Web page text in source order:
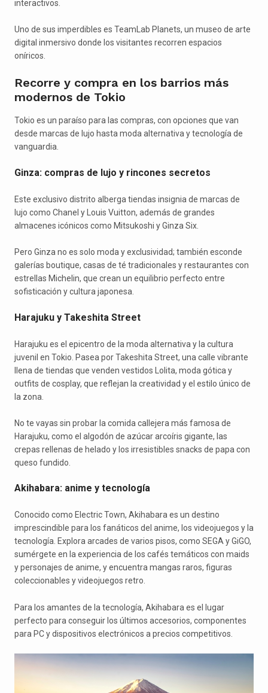
interactivos.
Uno de sus imperdibles es TeamLab Planets, un museo de arte
digital inmersivo donde los visitantes recorren espacios
oníricos.
Recorre y compra en los barrios más
modernos de Tokio
Tokio es un paraíso para las compras, con opciones que van
desde marcas de lujo hasta moda alternativa y tecnología de
vanguardia.
Ginza: compras de lujo y rincones secretos
Este exclusivo distrito alberga tiendas insignia de marcas de
lujo como Chanel y Louis Vuitton, además de grandes
almacenes icónicos como Mitsukoshi y Ginza Six.
Pero Ginza no es solo moda y exclusividad; también esconde
galerías boutique, casas de té tradicionales y restaurantes con
estrellas Michelin, que crean un equilibrio perfecto entre
sofisticación y cultura japonesa.
Harajuku y Takeshita Street
Harajuku es el epicentro de la moda alternativa y la cultura
juvenil en Tokio. Pasea por Takeshita Street, una calle vibrante
llena de tiendas que venden vestidos Lolita, moda gótica y
outfits de cosplay, que reflejan la creatividad y el estilo único de
la zona.
No te vayas sin probar la comida callejera más famosa de
Harajuku, como el algodón de azúcar arcoíris gigante, las
crepas rellenas de helado y los irresistibles snacks de papa con
queso fundido.
Akihabara: anime y tecnología
Conocido como Electric Town, Akihabara es un destino
imprescindible para los fanáticos del anime, los videojuegos y la
tecnología. Explora arcades de varios pisos, como SEGA y GiGO,
sumérgete en la experiencia de los cafés temáticos con maids
y personajes de anime, y encuentra mangas raros, figuras
coleccionables y videojuegos retro.
Para los amantes de la tecnología, Akihabara es el lugar
perfecto para conseguir los últimos accesorios, componentes
para PC y dispositivos electrónicos a precios competitivos.